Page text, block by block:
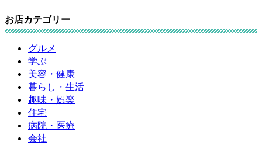
お店カテゴリー
グルメ
学ぶ
美容・健康
暮らし・生活
趣味・娯楽
住宅
病院・医療
会社